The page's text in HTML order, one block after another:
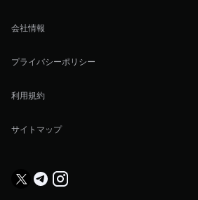
会社情報
プライバシーポリシー
利用規約
サイトマップ